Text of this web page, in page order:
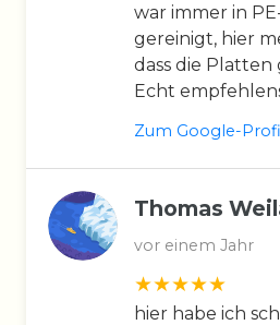
war immer in
gereinigt, hier
dass die
Echt
Zum Google-
Thomas
vor einem Jahr
hier habe ich